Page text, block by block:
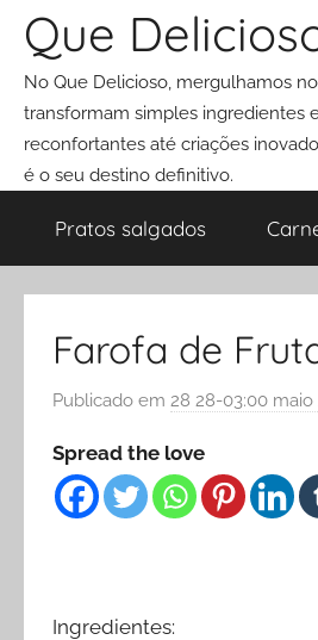
Pular
para
conteúdo
Que
No Que Delicioso, mergulhamos
transformam simples ingredientes
reconfortantes até criações
é o seu destino definitivo.
Pratos salgados
Farofa de
Publicado em 28 28-03:00
Spread the love
Ingredientes: